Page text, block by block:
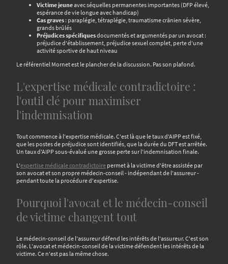
Victime jeuneavec séquelles permanentes importantes (DFP élevé,
espérance de vie longue avec handicap)
Cas graves : paraplégie, tétraplégie, traumatisme crânien sévère,
grands brûlés
Préjudices spécifiquesdocumentés et argumentés par un avocat :
préjudice d'établissement, préjudice sexuel complet, perte d'une
activité sportive de haut niveau
Le référentiel Mornet est le plancher de la discussion. Pas son plafond.
L'expertise médicale contradictoire :
l'outil clé pour maximiser
l'indemnisation
Tout commence à l'expertise médicale. C'est là que le taux d'AIPP est fixé,
que les postes de préjudice sont identifiés, que la durée du DFT est arrêtée.
Un taux d'AIPP sous-évalué une grosse perte sur l'indemnisation finale.
L'expertise médicale contradictoire permet à la victime d'être assistée par
son avocat et son propre médecin-conseil - indépendant de l'assureur -
pendant toute la procédure d'expertise.
Pourquoi l'avocat et le médecin-conseil
de victime changent tout
Le médecin-conseil de l'assureur défend les intérêts de l'assureur. C'est son
rôle. L'avocat et médecin-conseil de la victime défendent les intérêts de la
victime. Ce n'est pas la même chose.